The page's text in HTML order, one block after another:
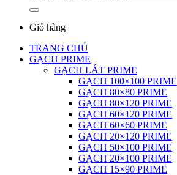
Giỏ hàng
TRANG CHỦ
GẠCH PRIME
GẠCH LÁT PRIME
GẠCH 100×100 PRIME
GẠCH 80×80 PRIME
GẠCH 80×120 PRIME
GẠCH 60×120 PRIME
GẠCH 60×60 PRIME
GẠCH 20×120 PRIME
GẠCH 50×100 PRIME
GẠCH 20×100 PRIME
GẠCH 15×90 PRIME